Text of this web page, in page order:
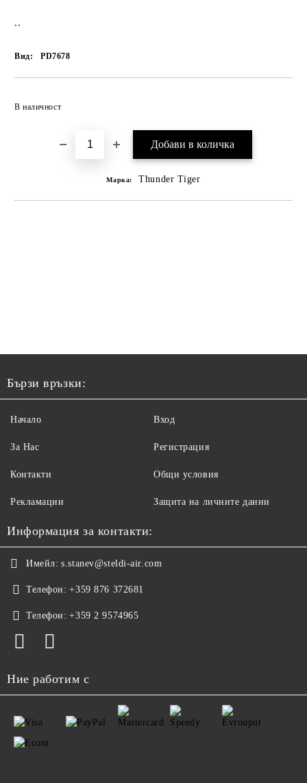
..
Вид: PD7678
В наличност
Марка: Thunder Tiger
Бързи връзки:
Начало
За Нас
Контакти
Рекламации
Вход
Регистрация
Общи условия
Защита на личните данни
Информация за контакти:
Имейл: s.stanev@steldi-air.com
Телефон: +359 876 372681
Телефон: +359 2 9574965
Ние работим с